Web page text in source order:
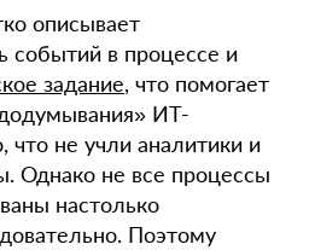
описывает
событий в процессе и
задание, что помогает
ИТ-
что не учли аналитики и
Однако не все процессы
настолько
Поэтому